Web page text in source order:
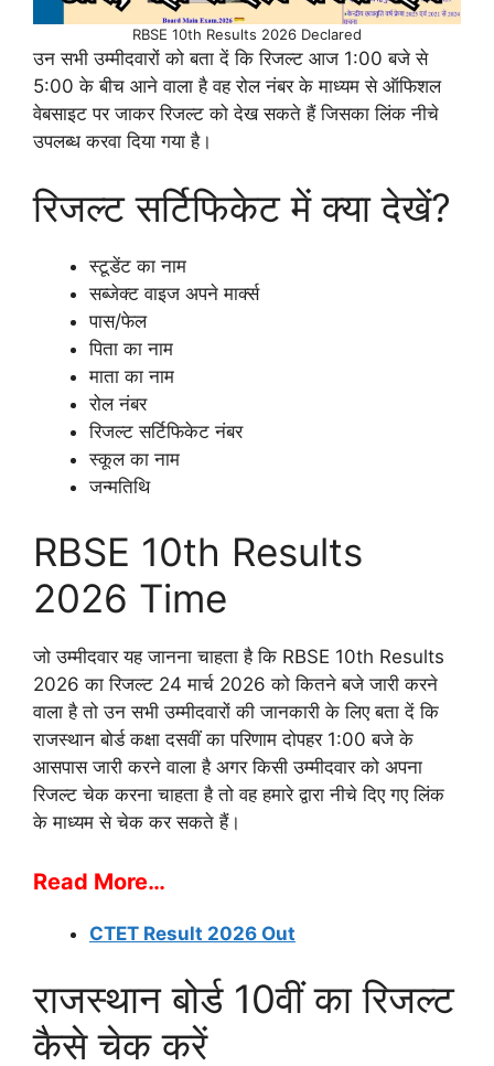
RBSE 10th Results 2026 Declared
उन सभी उम्मीदवारों को बता दें कि रिजल्ट आज 1:00 बजे से
5:00 के बीच आने वाला है वह रोल नंबर के माध्यम से ऑफिशल
वेबसाइट पर जाकर रिजल्ट को देख सकते हैं जिसका लिंक नीचे
उपलब्ध करवा दिया गया है।
रिजल्ट सर्टिफिकेट में क्या देखें?
स्टूडेंट का नाम
सब्जेक्ट वाइज अपने मार्क्स
पास/फेल
पिता का नाम
माता का नाम
रोल नंबर
रिजल्ट सर्टिफिकेट नंबर
स्कूल का नाम
जन्मतिथि
RBSE 10th Results
2026 Time
जो उम्मीदवार यह जानना चाहता है कि RBSE 10th Results
2026 का रिजल्ट 24 मार्च 2026 को कितने बजे जारी करने
वाला है तो उन सभी उम्मीदवारों की जानकारी के लिए बता दें कि
राजस्थान बोर्ड कक्षा दसवीं का परिणाम दोपहर 1:00 बजे के
आसपास जारी करने वाला है अगर किसी उम्मीदवार को अपना
रिजल्ट चेक करना चाहता है तो वह हमारे द्वारा नीचे दिए गए लिंक
के माध्यम से चेक कर सकते हैं।
Read More…
CTET Result 2026 Out
राजस्थान बोर्ड 10वीं का रिजल्ट
कैसे चेक करें